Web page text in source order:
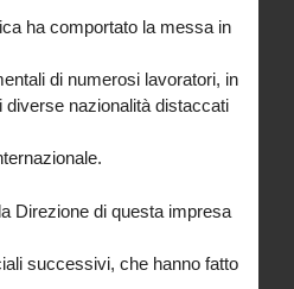
ha comportato la messa in
di numerosi lavoratori, in
diverse nazionalità distaccati
Direzione di questa impresa
successivi, che hanno fatto